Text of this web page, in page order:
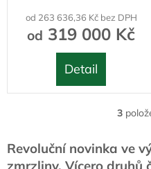
od 263 636,36 Kč bez DPH
od 319 000 Kč
Detail
3
Revoluční novinka ve
zmrzliny. Vícero druhů